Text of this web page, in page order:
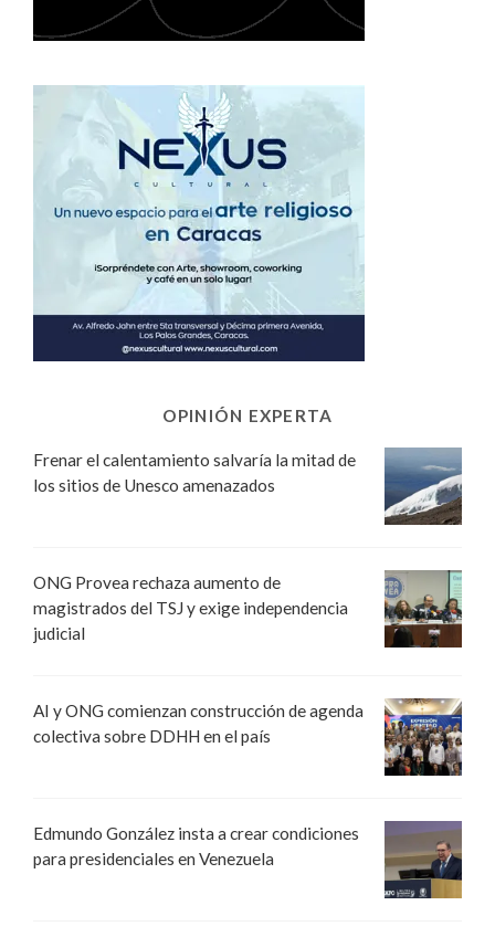
OPINIÓN EXPERTA
Frenar el calentamiento salvaría la mitad de
los sitios de Unesco amenazados
ONG Provea rechaza aumento de
magistrados del TSJ y exige independencia
judicial
AI y ONG comienzan construcción de agenda
colectiva sobre DDHH en el país
Edmundo González insta a crear condiciones
para presidenciales en Venezuela